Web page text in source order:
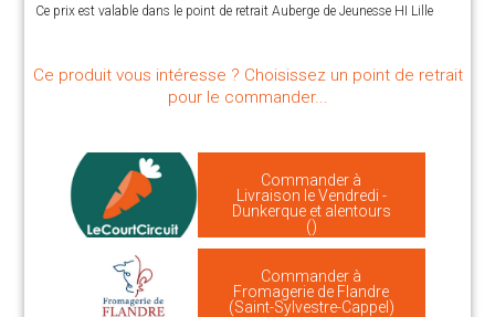
Ce prix est valable dans le point de retrait Auberge de Jeunesse HI Lille
Ce produit vous intéresse ? Choisissez un point de retrait
pour le commander...
Commander à
Livraison le Vendredi -
Dunkerque et alentours
()
Commander à
Fromagerie de Flandre
(Saint-Sylvestre-Cappel)